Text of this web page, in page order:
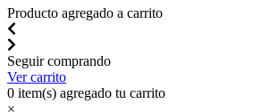
Producto agregado a carrito
Seguir comprando
Ver carrito
0 item(s) agregado tu carrito